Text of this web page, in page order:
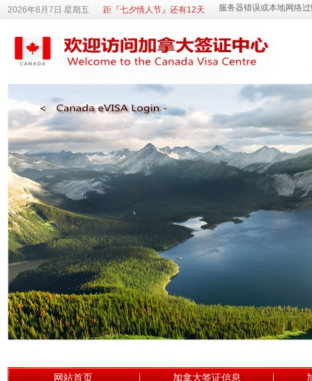
2026年8月7日 星期五 距『七夕情人节』还有12天
网站首页 加拿大签证信息